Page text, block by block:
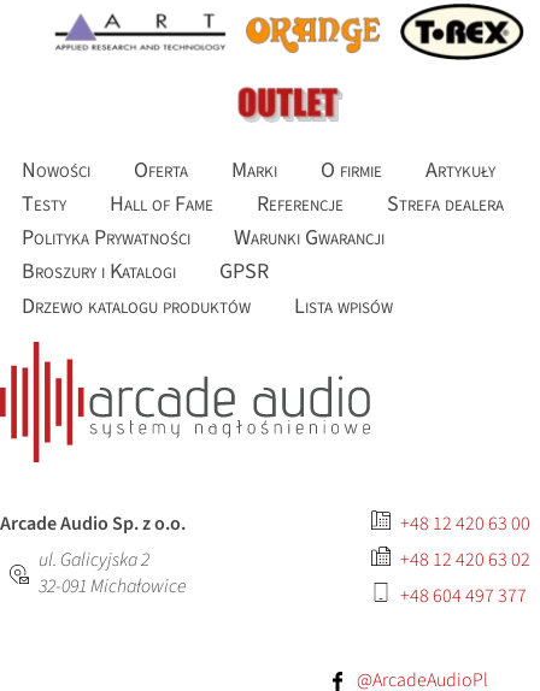
Nowości Oferta Marki O firmie
Artykuły
Testy
Hall of Fame Referencje
Strefa dealera
Polityka Prywatności
Warunki Gwarancji
Broszury i Katalogi
GPSR
Drzewo katalogu produktów
Lista wpisów
Arcade Audio Sp. z o.o.
ul. Galicyjska 2
32-091Michałowice
+48 12 420 63 00
+48 12 420 63 02
+48 604 497 377
@ArcadeAudioPl